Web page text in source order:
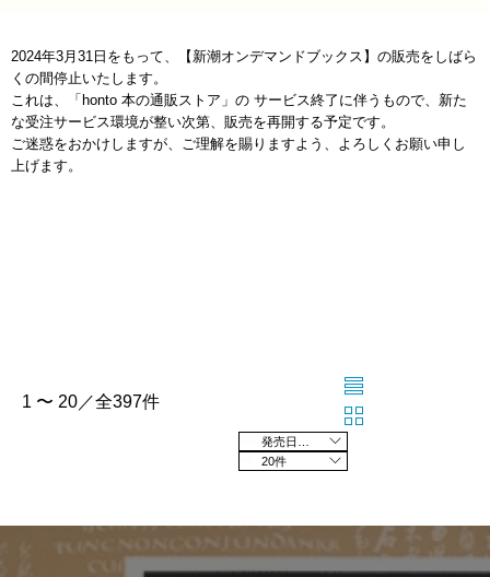
2024年3月31日をもって、【新潮オンデマンドブックス】の販売をしばら
くの間停止いたします。
これは、「honto 本の通販ストア」の サービス終了に伴うもので、新た
な受注サービス環境が整い次第、販売を再開する予定です。
ご迷惑をおかけしますが、ご理解を賜りますよう、よろしくお願い申し
上げます。
1 〜 20／全397件
20件